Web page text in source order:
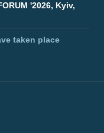
'2026, Kyiv,
taken place